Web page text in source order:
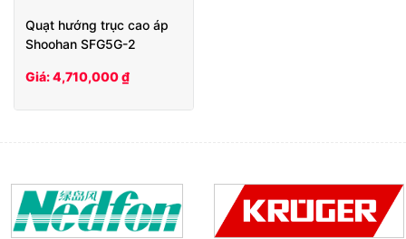
Quạt hướng trục cao áp
Shoohan SFG5G-2
Giá: 4,710,000 ₫